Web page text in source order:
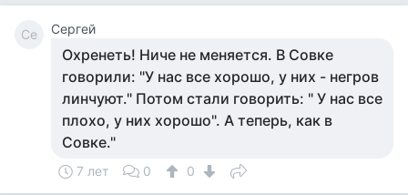
Се Сергей
Охренеть! Ниче не меняется. В Совке
говорили: "У нас все хорошо, у них - негров
линчуют." Потом стали говорить: " У нас все
плохо, у них хорошо". А теперь, как в
Совке."
7 лет 0 0